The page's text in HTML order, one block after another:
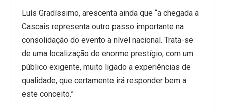
Luís Gradíssimo, arescenta ainda que “a chegada a
Cascais representa outro passo importante na
consolidação do evento a nível nacional. Trata-se
de uma localização de enorme prestígio, com um
público exigente, muito ligado a experiências de
qualidade, que certamente irá responder bem a
este conceito.”